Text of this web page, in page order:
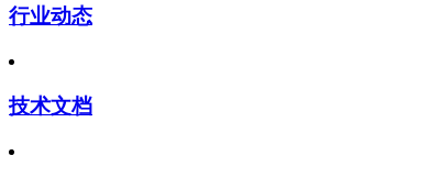
行业动态
技术文档